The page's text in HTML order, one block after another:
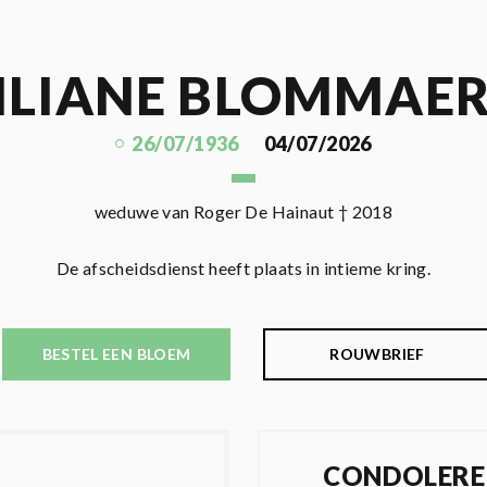
26/07/1936 04/07/2026
weduwe van Roger De Hainaut † 2018
De afscheidsdienst heeft plaats in intieme kring.
BESTEL EEN BLOEM ROUWBRIEF